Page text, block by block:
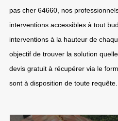
pas cher 64660, nos
interventions accessibles à tout
interventions à la hauteur de
objectif de trouver la solution
devis gratuit à récupérer via le
sont à disposition de toute requête.